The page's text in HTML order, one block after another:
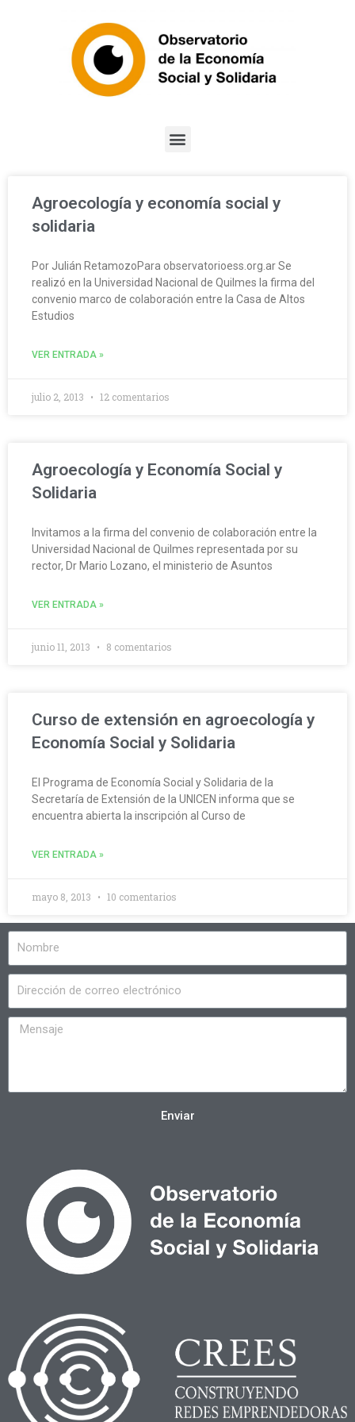
Agroecología y economía social y
solidaria
Por Julián RetamozoPara observatorioess.org.ar Se
realizó en la Universidad Nacional de Quilmes la firma del
convenio marco de colaboración entre la Casa de Altos
Estudios
VER ENTRADA »
julio 2, 2013 12 comentarios
Agroecología y Economía Social y
Solidaria
Invitamos a la firma del convenio de colaboración entre la
Universidad Nacional de Quilmes representada por su
rector, Dr Mario Lozano, el ministerio de Asuntos
VER ENTRADA »
junio 11, 2013 8 comentarios
Curso de extensión en agroecología y
Economía Social y Solidaria
El Programa de Economía Social y Solidaria de la
Secretaría de Extensión de la UNICEN informa que se
encuentra abierta la inscripción al Curso de
VER ENTRADA »
mayo 8, 2013 10 comentarios
Enviar